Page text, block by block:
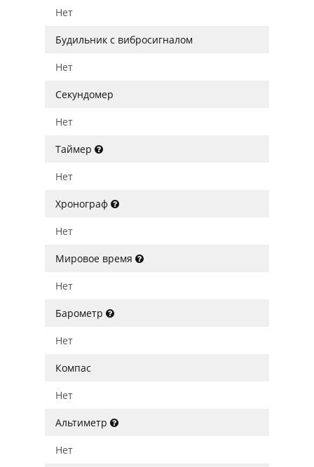
Нет
Будильник с вибросигналом
Нет
Секундомер
Нет
Таймер
Нет
Хронограф
Нет
Мировое время
Нет
Барометр
Нет
Компас
Нет
Альтиметр
Нет